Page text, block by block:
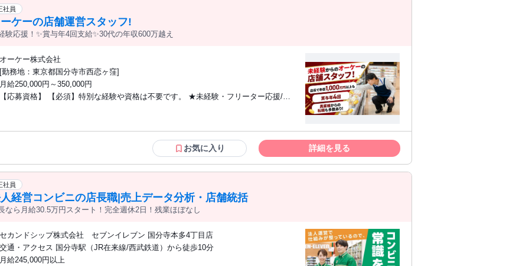
社員
ケーの店舗運営スタッフ!
験応援！✨賞与年4回支給✨30代の年収600万越え
オーケー株式会社
[勤務地：東京都国分寺市西恋ヶ窪]
月給250,000円～350,000円
【応募資格】 【必須】特別な経験や資格は不要です。 ★未経験・フリーター応援/学
すすめ ◆ ✅ 転勤なしで地元に根ざして長く働きたい方 ✅ 安定した大手企業で、スー
パーの仕事にチャレンジしたい方 ✅ 賞与年4回・着実な昇給でしっかり稼ぎたい方 ✅
家族や趣味との時間を大切にしながらキャリアを築きたい方 ✅ 将来は店長として年収
600万円以上を目指したい方 【メリット】 #駅近5分以内 #交通費支給 #即日勤務OK
お気に入り 詳細を見る
社員
経営コンビニの店長職|売上データ分析・店舗統括
なら月給30.5万円スタート！完全週休2日！残業ほぼなし
セカンドシップ株式会社 セブンイレブン 国分寺本多4丁目店
交通・アクセス 国分寺駅（JR在来線/西武鉄道）から徒歩10分
月給245,000円以上